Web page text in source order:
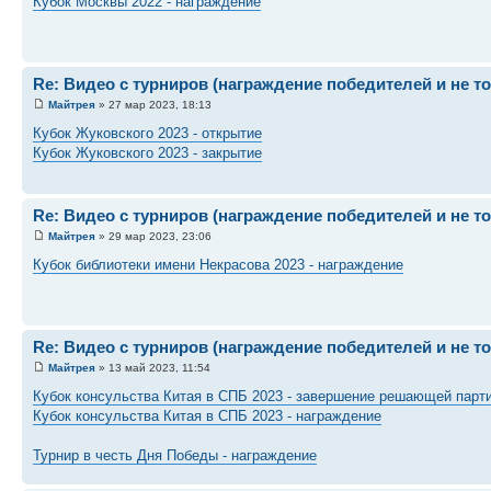
Re: Видео с турниров (награждение победителей и не
Майтрея » 27 мар 2023, 18:13
Кубок Жуковского 2023 - открытие
Кубок Жуковского 2023 - закрытие
Re: Видео с турниров (награждение победителей и не
Майтрея » 29 мар 2023, 23:06
Кубок библиотеки имени Некрасова 2023 - награждение
Re: Видео с турниров (награждение победителей и не
Майтрея » 13 май 2023, 11:54
Кубок консульства Китая в СПБ 2023 - завершение решающей
Кубок консульства Китая в СПБ 2023 - награждение
Турнир в честь Дня Победы - награждение